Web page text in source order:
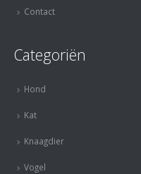
Contact
Categoriën
Hond
Kat
Knaagdier
Vogel